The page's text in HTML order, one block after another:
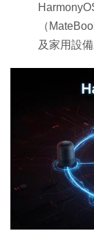
（
及家用設